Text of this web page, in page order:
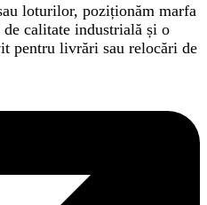
loturilor, poziționăm marfa
calitate industrială și o
pentru livrări sau relocări de